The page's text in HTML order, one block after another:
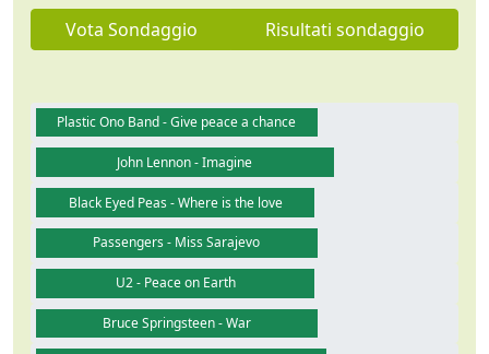
Vota Sondaggio Risultati sondaggio
Plastic Ono Band - Give peace a chance
John Lennon - Imagine
Black Eyed Peas - Where is the love
Passengers - Miss Sarajevo
U2 - Peace on Earth
Bruce Springsteen - War